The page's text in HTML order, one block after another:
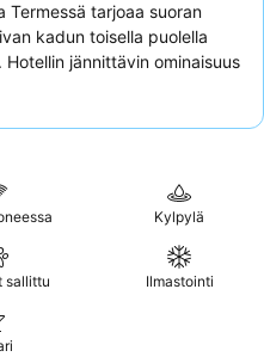
Termessä tarjoaa suoran
kadun toisella puolella
jännittävin ominaisuus
jatkuvasti
ruokia, erityisesti
Todella ikimuistoisen
varaamista
Kylpylä
sallittu Ilmastointi